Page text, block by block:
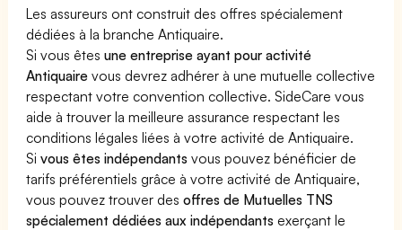
Les assureurs ont construit des offres spécialement
dédiées à la branche Antiquaire.
Si vous êtesune entreprise ayant pour activité
Antiquaire vous devrez adhérer à une mutuelle collective
respectant votre convention collective. SideCare vous
aide à trouver la meilleure assurance respectant les
conditions légales liées à votre activité de Antiquaire.
Sivous êtes indépendants vous pouvez bénéficier de
tarifs préférentiels grâce à votre activité de Antiquaire,
vous pouvez trouver desoffres de Mutuelles TNS
spécialement dédiées aux indépendants exerçant le